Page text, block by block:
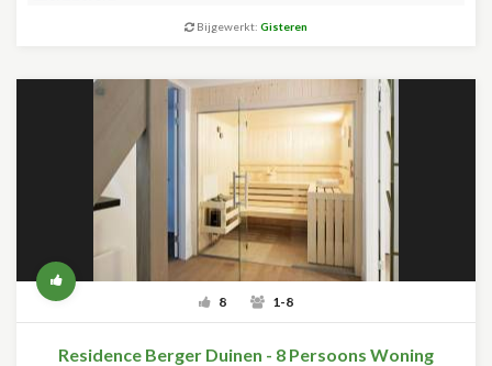
Bijgewerkt: Gisteren
8 1-8
Residence Berger Duinen - 8 Persoons Woning